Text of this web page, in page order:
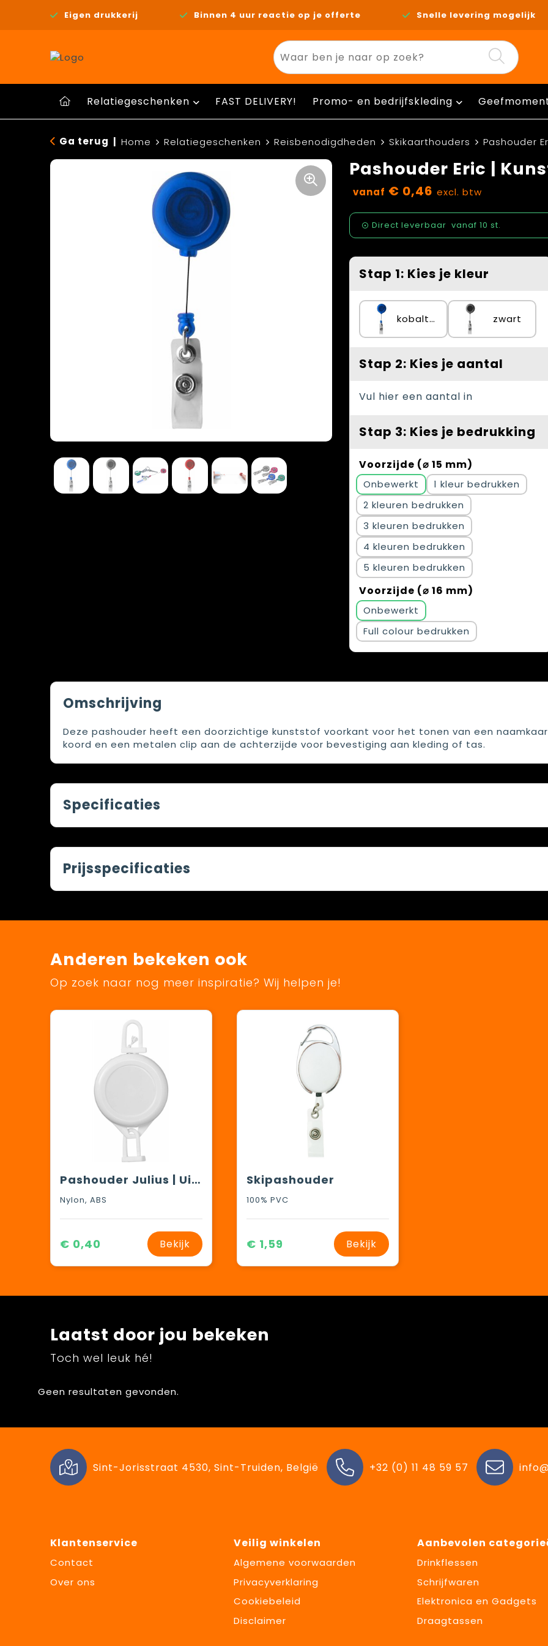
Eigen drukkerij Binnen 4 uur reactie op je offerte Snelle levering mogelijk
Relatiegeschenken FAST DELIVERY! Promo- en bedrijfskleding
Ga terug Home Relatiegeschenken Reisbenodigdheden Skikaarthouders Pashouder
Pashouder Eric |
vanaf € 0,46 excl. btw
Direct leverbaar vanaf 10 st.
Stap 1: Kies je kleur
kobaltblauw zwart
Stap 2: Kies je aantal
Vul hier een aantal in
Stap 3: Kies je bedrukking
Voorzijde (⌀ 15 mm)
Onbewerkt
1
2
3
4
5
Voorzijde (⌀ 16 mm)
Onbewerkt
Full colour
Omschrijving
Deze pashouder heeft een doorzichtige kunststof voorkant voor het tonen van een
koord en een metalen clip aan de achterzijde voor bevestiging aan kleding of tas.
Specificaties
Prijsspecificaties
Anderen bekeken ook
Op zoek naar nog meer inspiratie? Wij helpen je!
Pashouder Julius | Uittrekbaar
Nylon, ABS
€ 0,40 Bekijk
Skipashouder
100% PVC
€ 1,59 Bekijk
Laatst door jou bekeken
Toch wel leuk hé!
Geen resultaten gevonden.
Sint-Jorisstraat 4530, Sint-Truiden, België +32 (0) 11 48 59 57
Klantenservice
Contact
Over ons
Veilig winkelen
Algemene voorwaarden
Privacyverklaring
Cookiebeleid
Disclaimer
Aanbevolen
Drinkflessen
Schrijfwaren
Elektronica en Gadgets
Draagtassen